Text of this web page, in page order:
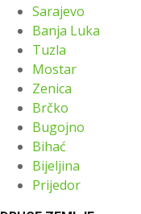
Sarajevo
Banja Luka
Tuzla
Mostar
Zenica
Brčko
Bugojno
Bihać
Bijeljina
Prijedor